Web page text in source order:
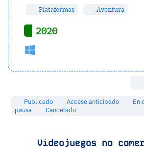
Plataformas Aventura
2020
Publicado Acceso anticipado En
pausa
Cancelado
Videojuegos no